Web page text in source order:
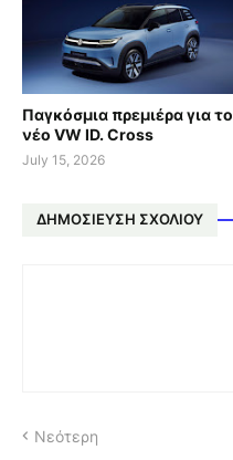
Παγκόσμια πρεμιέρα για το
νέο VW ID. Cross
July 15, 2026
ΔΗΜΟΣΊΕΥΣΗ ΣΧΟΛΊΟΥ
Νεότερη